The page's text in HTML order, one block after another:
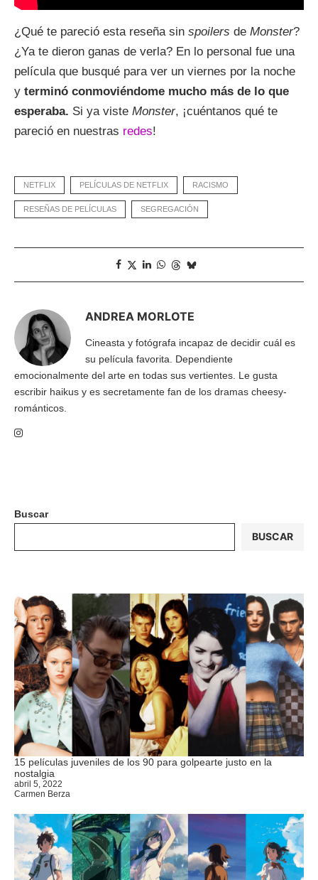
¿Qué te pareció esta reseña sin spoilers de Monster?
¿Ya te dieron ganas de verla? En lo personal fue una
película que busqué para ver un viernes por la noche
y terminó conmoviéndome mucho más de lo que
esperaba. Si ya viste Monster, ¡cuéntanos qué te
pareció en nuestras redes!
NETFLIX PELÍCULAS DE NETFLIX RACISMO
RESEÑAS DE PELÍCULAS SEGREGACIÓN
ANDREA MORLOTE
Cineasta y fotógrafa incapaz de decidir cuál es
su película favorita. Dependiente
emocionalmente del arte en todas sus vertientes. Le gusta
escribir haikus y es secretamente fan de los dramas cheesy-
románticos.
Buscar
BUSCAR
15 películas juveniles de los 90 para golpearte justo en la
nostalgia
abril 5, 2022
Carmen Berza